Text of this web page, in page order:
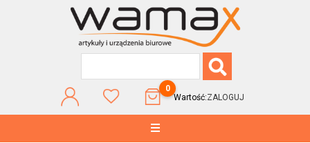
0
Wartość:ZALOGUJ